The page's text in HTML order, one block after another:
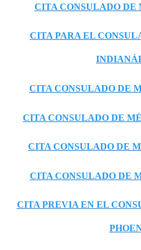
CITA CONSULADO
CITA PARA EL
CITA CONSULADO DE
CITA CONSULADO DE
CITA CONSULADO DE
CITA CONSULADO DE
CITA PREVIA EN EL